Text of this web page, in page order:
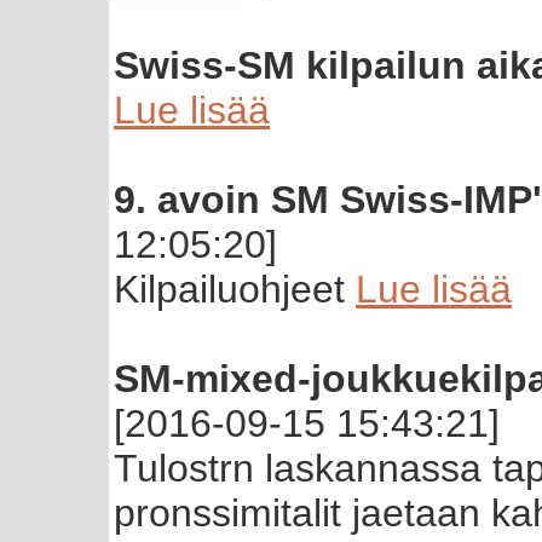
Swiss-SM kilpailun
Lue lisää
9. avoin SM Swiss-
12:05:20]
Kilpailuohjeet Lue lisää
SM-mixed-
[2016-09-15 15:43:21]
Tulostrn laskannassa
pronssimitalit jaetaan